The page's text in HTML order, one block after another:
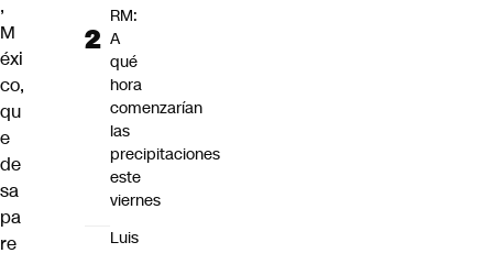
,
M
éxi
co,
qu
e
de
sa
pa
re
RM:
A
qué
hora
comenzarían
las
precipitaciones
este
viernes
Luis